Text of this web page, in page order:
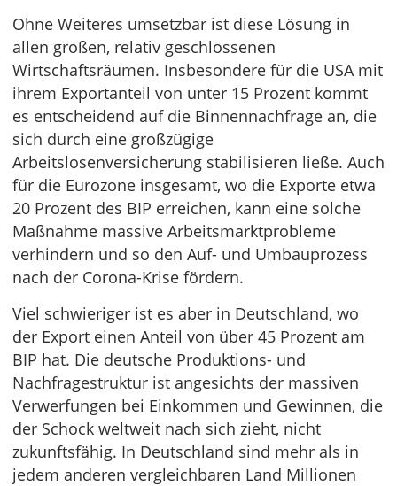
Ohne Weiteres umsetzbar ist diese Lösung in
allen großen, relativ geschlossenen
Wirtschaftsräumen. Insbesondere für die USA mit
ihrem Exportanteil von unter 15 Prozent kommt
es entscheidend auf die Binnennachfrage an, die
sich durch eine großzügige
Arbeitslosenversicherung stabilisieren ließe. Auch
für die Eurozone insgesamt, wo die Exporte etwa
20 Prozent des BIP erreichen, kann eine solche
Maßnahme massive Arbeitsmarktprobleme
verhindern und so den Auf- und Umbauprozess
nach der Corona-Krise fördern.
Viel schwieriger ist es aber in Deutschland, wo
der Export einen Anteil von über 45 Prozent am
BIP hat. Die deutsche Produktions- und
Nachfragestruktur ist angesichts der massiven
Verwerfungen bei Einkommen und Gewinnen, die
der Schock weltweit nach sich zieht, nicht
zukunftsfähig. In Deutschland sind mehr als in
jedem anderen vergleichbaren Land Millionen